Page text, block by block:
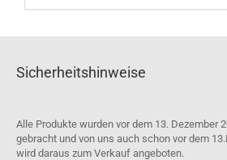
Sicherheitshinweise
Alle Produkte wurden vor dem 13. Dezember
gebracht und von uns auch schon vor dem
wird daraus zum Verkauf angeboten.